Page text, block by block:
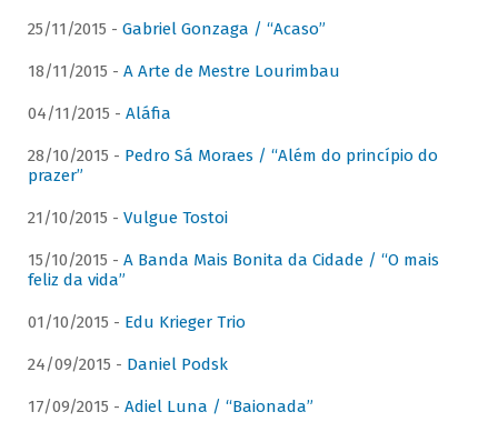
25/11/2015 - Gabriel Gonzaga / “Acaso”
18/11/2015 - A Arte de Mestre Lourimbau
04/11/2015 - Aláfia
28/10/2015 - Pedro Sá Moraes / “Além do princípio do
prazer”
21/10/2015 - Vulgue Tostoi
15/10/2015 - A Banda Mais Bonita da Cidade / “O mais
feliz da vida”
01/10/2015 - Edu Krieger Trio
24/09/2015 - Daniel Podsk
17/09/2015 - Adiel Luna / “Baionada”